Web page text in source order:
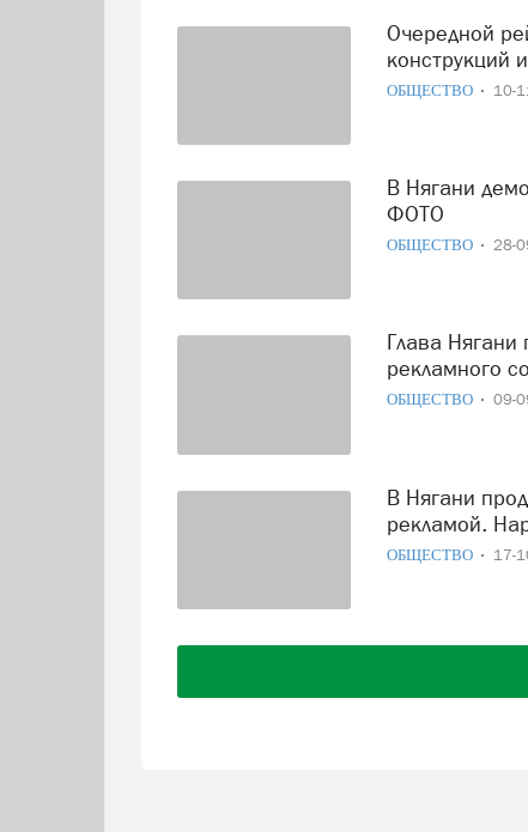
Очередной рейд и демонтаж незаконных рекламных
конструкций
ОБЩЕСТВО 10-
В Нягани демонтируют незаконную наружную рекламу.
ФОТО
ОБЩЕСТВО 28-
Глава Нягани провел встречу с представителями
рекламного
ОБЩЕСТВО 09-
В Нягани продолжается борьба с незаконной наружной
рекламой.
ОБЩЕСТВО 17-